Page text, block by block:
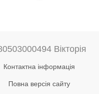
Вікторія
Контактна інформація
Повна версія сайту